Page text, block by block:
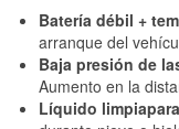
Batería débil +
arranque del
Baja presión de
Aumento en la
Líquido